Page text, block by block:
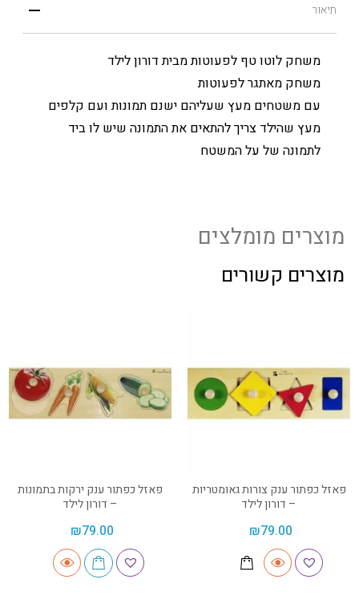
תיאור
משחק לוטו טף לפעוטות מבית דורון לילד
משחק מאתגר לפעוטות
עם משטחים מעץ שעליהם ישנם תמונות ועם קלפים
מעץ שהילד צריך להתאים את התמונה שיש לו ביד
לתמונה של על המשטח
מוצרים מומלצים
מוצרים קשורים
פאזל כפתור ענק צורות גאומטריות
– דורון לילד
₪79.00
פאזל כפתור ענק ירקות בתמונות
– דורון לילד
₪79.00